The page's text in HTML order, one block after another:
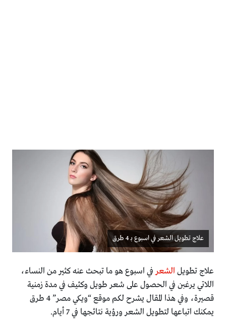
علاج تطويل الشعر في اسبوع بـ 4 طرق
علاج تطويل الشعرفي اسبوع هو ما تبحث عنه كثير من النساء،
اللاتي يرغبن في الحصول على شعر طويل وكثيف في مدة زمنية
قصيرة، وفي هذا المقال يشرح لكم موقع “ويكي مصر” 4 طرق
يمكنك اتباعها لتطويل الشعر ورؤية نتائجها في 7 أيام.